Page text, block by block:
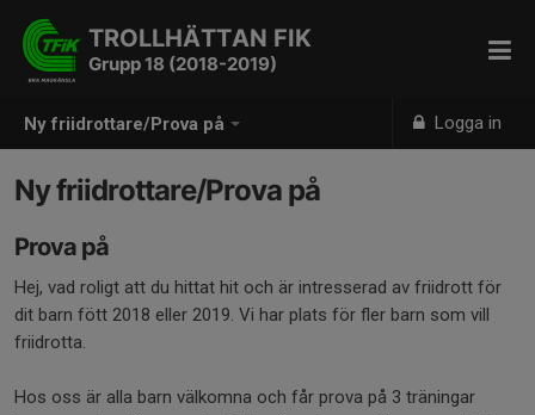
Ny friidrottare/Prova på Logga in
TROLLHÄTTAN FIK
Grupp 18 (2018-2019)
Ny friidrottare/Prova på
Prova på
Hej, vad roligt att du hittat hit och är intresserad av friidrott för
dit barn fött 2018 eller 2019. Vi har plats för fler barn som vill
friidrotta.
Hos oss är alla barn välkomna och får prova på 3 träningar